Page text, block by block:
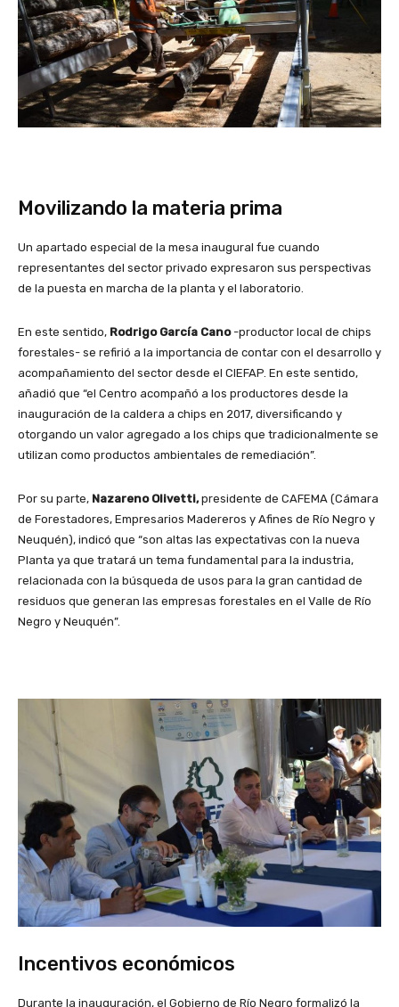
Movilizando la materia prima
Un apartado especial de la mesa inaugural fue cuando
representantes del sector privado expresaron sus perspectivas
de la puesta en marcha de la planta y el laboratorio.
En este sentido, Rodrigo García Cano-productor local de chips
forestales- se refirió a la importancia de contar con el desarrollo y
acompañamiento del sector desde el CIEFAP. En este sentido,
añadió que “el Centro acompañó a los productores desde la
inauguración de la caldera a chips en 2017, diversificando y
otorgando un valor agregado a los chips que tradicionalmente se
utilizan como productos ambientales de remediación”.
Por su parte, Nazareno Olivetti,presidente de CAFEMA (Cámara
de Forestadores, Empresarios Madereros y Afines de Río Negro y
Neuquén), indicó que “son altas las expectativas con la nueva
Planta ya que tratará un tema fundamental para la industria,
relacionada con la búsqueda de usos para la gran cantidad de
residuos que generan las empresas forestales en el Valle de Río
Negro y Neuquén”.
Incentivos económicos
Durante la inauguración, el Gobierno de Río Negro formalizó la